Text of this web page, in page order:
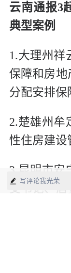
云南通报3
典型案例
1.大理州祥
保障和房地
分配安排保
2.楚雄州牟
性住房建设
3.昆明市安
支书记、居
写评论我光荣